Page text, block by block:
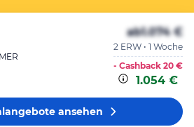
ab1.074 €
2 ERW • 1 Woche
- Cashback 20 €
1.054 €
ansehen